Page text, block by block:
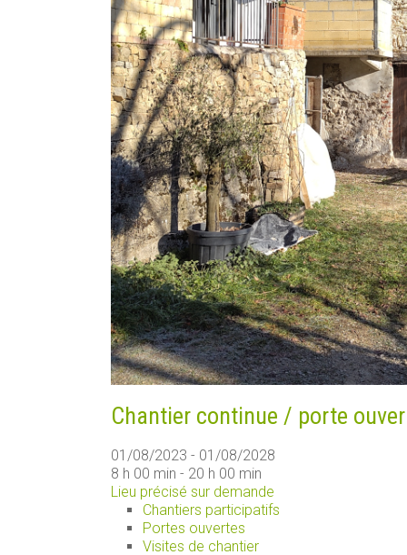
Chantier continue / porte
01/08/2023 - 01/08/2028
8 h 00 min - 20 h 00 min
Lieu précisé sur demande
Chantiers participatifs
Portes ouvertes
Visites de chantier